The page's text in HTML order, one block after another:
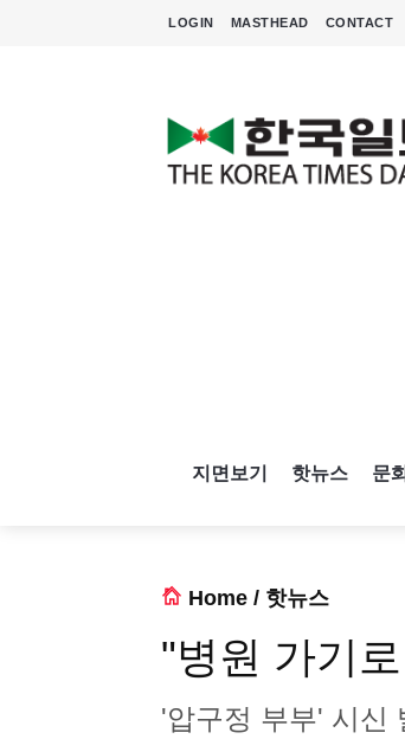
LOGIN MASTHEAD CONTACT
지면보기 핫뉴스 문
Home / 핫뉴스
"병원 가기
'압구정 부부' 시신